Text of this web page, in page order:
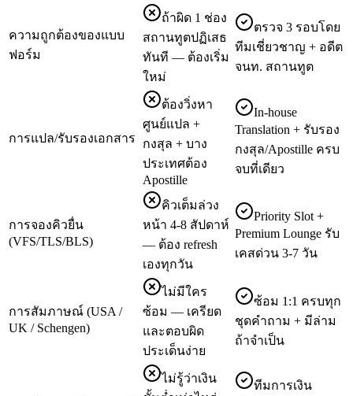
ความถูกต้องของแบบ
ฟอร์ม
ถ้าผิด 1 ช่อง
สถานทูตปฏิเสธ
ทันที — ต้องเริ่ม
ใหม่
ตรวจ 3 รอบโดย
ทีมเชี่ยวชาญ + อดีต
จนท. สถานทูต
การแปล/รับรองเอกสาร
ต้องวิ่งหา
ศูนย์แปล +
กงสุล + บาง
ประเทศต้อง
Apostille
In-house
Translation + รับรอง
กงสุล/Apostille ครบ
จบที่เดียว
การจองคิวยื่น
(VFS/TLS/BLS)
คิวเต็มล่วง
หน้า 4-8 สัปดาห์
— ต้อง refresh
เองทุกวัน
Priority Slot +
Premium Lounge รับ
เคสด่วน 3-7 วัน
การสัมภาษณ์ (USA /
UK / Schengen)
ไม่มีใคร
ซ้อม — เครียด
และตอบผิด
ประเด็นง่าย
ซ้อม 1:1 ครบทุก
ชุดคำถาม + มีล่าม
ถ้าจำเป็น
ไม่รู้ว่าเงิน
ทีมการเงิน